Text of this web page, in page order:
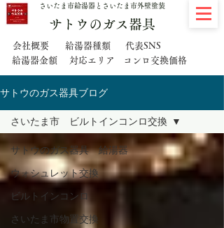
さいたま市給湯器とさいたま市外壁塗装
サトウのガス器具
会社概要 給湯器種類
代表SNS
給湯器金額
対応エリア コンロ交換価格
サトウのガス器具ブログ
サトウのガス器具 給湯器
ウォシュレット交換
ビルトインコンロ
さいたま市物置交換
さいたま市 ビルトインコンロ交換